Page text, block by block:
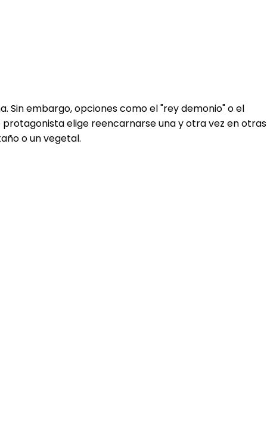
Sin embargo, opciones como el "rey demonio" o el
elige reencarnarse una y otra vez en otras
o un vegetal.